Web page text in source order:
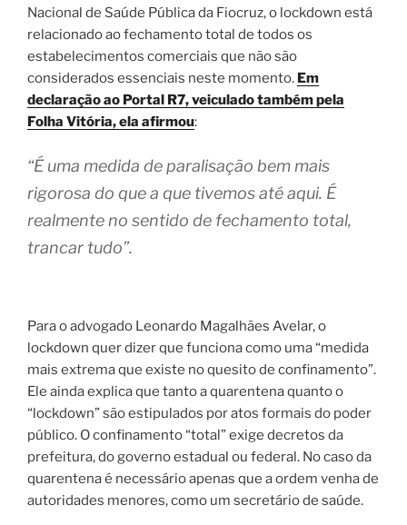
Nacional de Saúde Pública da Fiocruz, o lockdown está
relacionado ao fechamento total de todos os
estabelecimentos comerciais que não são
considerados essenciais neste momento. Em
declaração ao Portal R7, veiculado também pela
Folha Vitória, ela afirmou:
“É uma medida de paralisação bem mais
rigorosa do que a que tivemos até aqui. É
realmente no sentido de fechamento total,
trancar tudo”.
Para o advogado Leonardo Magalhães Avelar, o
lockdown quer dizer que funciona como uma “medida
mais extrema que existe no quesito de confinamento”.
Ele ainda explica que tanto a quarentena quanto o
“lockdown” são estipulados por atos formais do poder
público. O confinamento “total” exige decretos da
prefeitura, do governo estadual ou federal. No caso da
quarentena é necessário apenas que a ordem venha de
autoridades menores, como um secretário de saúde.